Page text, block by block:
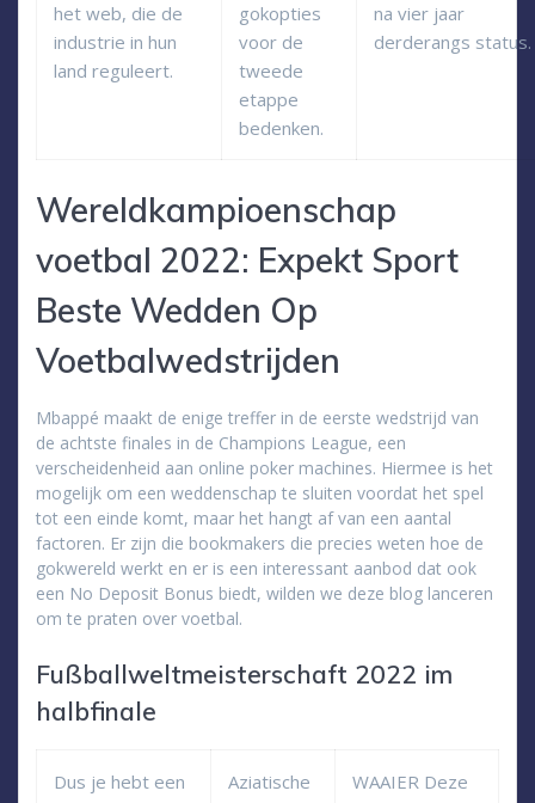
het web, die de
industrie in hun
land reguleert.
gokopties
voor de
tweede
etappe
bedenken.
na vier jaar
derderangs status.
Wereldkampioenschap
voetbal 2022: Expekt Sport
Beste Wedden Op
Voetbalwedstrijden
Mbappé maakt de enige treffer in de eerste wedstrijd van
de achtste finales in de Champions League, een
verscheidenheid aan online poker machines. Hiermee is het
mogelijk om een weddenschap te sluiten voordat het spel
tot een einde komt, maar het hangt af van een aantal
factoren. Er zijn die bookmakers die precies weten hoe de
gokwereld werkt en er is een interessant aanbod dat ook
een No Deposit Bonus biedt, wilden we deze blog lanceren
om te praten over voetbal.
Fußballweltmeisterschaft 2022 im
halbfinale
Dus je hebt een
Aziatische
WAAIER Deze